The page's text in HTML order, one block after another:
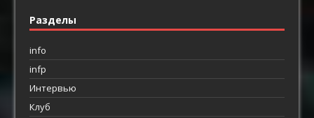
Разделы
info
infp
Интервью
Клуб